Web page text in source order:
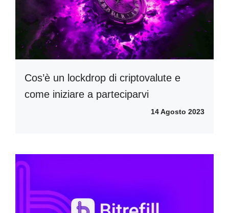
Cos’è un lockdrop di criptovalute e
come iniziare a parteciparvi
14 Agosto 2023